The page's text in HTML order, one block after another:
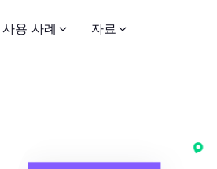
사용 사례 자료